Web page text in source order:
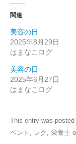
関連
美容の日
2025年8月29日
はまなこログ
美容の日
2025年6月27日
はまなこログ
This entry was posted
ベント , レク , 栄養士